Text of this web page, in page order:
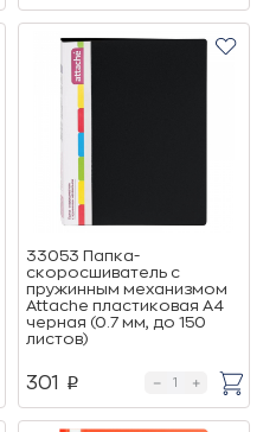
33053 Папка-
скоросшиватель с
пружинным механизмом
Attache пластиковая А4
черная (0.7 мм, до 150
листов)
301 p